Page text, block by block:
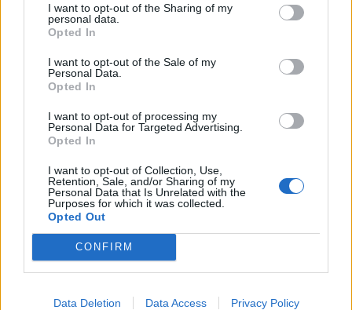
I want to opt-out of the Sharing of my
personal data.
Opted In
I want to opt-out of the Sale of my
Personal Data.
Opted In
I want to opt-out of processing my
Personal Data for Targeted Advertising.
Opted In
I want to opt-out of Collection, Use,
Retention, Sale, and/or Sharing of my
Personal Data that Is Unrelated with the
Purposes for which it was collected.
Opted Out
CONFIRM
Data Deletion Data Access Privacy Policy
Ακολουθήστε το
μάθετε πρώτοι
όλες τις ειδήσεις
ΤΖΙΝ LEVI'S ΚΑΛΑΜΑΤΑ